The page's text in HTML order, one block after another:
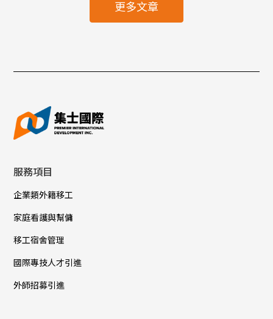
更多文章
服務項目
企業類外籍移工
家庭看護與幫傭
移工宿舍管理
國際專技人才引進
外師招募引進